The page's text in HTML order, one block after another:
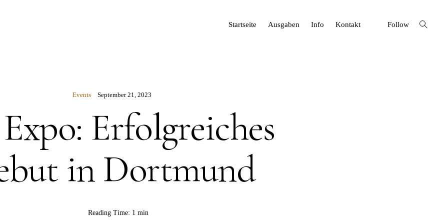
Startseite Ausgaben Info Kontakt Follow
open
search
Events September 21, 2023
Erfolgreiches
in Dortmund
Reading Time: 1 min